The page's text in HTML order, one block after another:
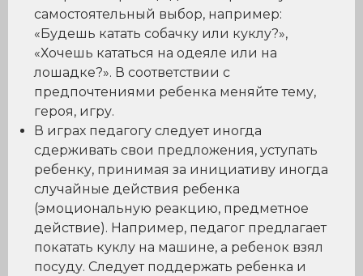
самостоятельный выбор, например:
«Будешь катать собачку или куклу?»,
«Хочешь кататься на одеяле или на
лошадке?». В соответствии с
предпочтениями ребенка меняйте тему,
героя, игру.
В играх педагогу следует иногда
сдерживать свои предложения, уступать
ребенку, принимая за инициативу иногда
случайные действия ребенка
(эмоциональную реакцию, предметное
действие). Например, педагог предлагает
покатать куклу на машине, а ребенок взял
посуду. Следует поддержать ребенка и